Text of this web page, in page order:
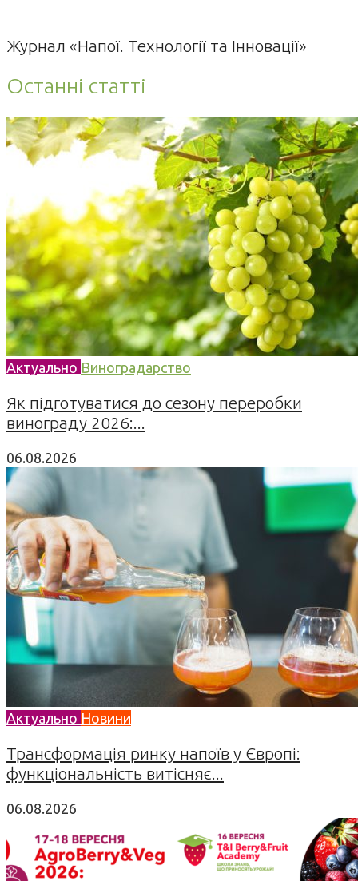
Журнал «Напої. Технології та Інновації»
Останні статті
Актуально Виноградарство
Як підготуватися до сезону переробки
винограду 2026:...
06.08.2026
Актуально Новини
Трансформація ринку напоїв у Європі:
функціональність витісняє...
06.08.2026